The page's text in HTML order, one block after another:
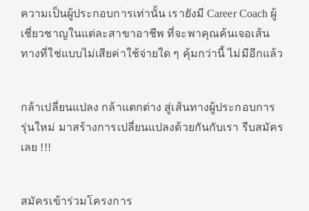
ความเป็นผู้ประกอบการเท่านั้น เรายังมี Career Coach ผู้
เชี่ยวชาญในแต่ละสาขาอาชีพ ที่จะพาคุณค้นเจอเส้น
ทางที่ใช่แบบไม่เสียค่าใช้จ่ายใด ๆ คุ้มกว่านี้ ไม่มีอีกแล้ว
กล้าเปลี่ยนแปลง กล้าแตกต่าง สู่เส้นทางผู้ประกอบการ
รุ่นใหม่ มาสร้างการเปลี่ยนแปลงด้วยกันกับเรา รีบสมัคร
เลย !!!
สมัครเข้าร่วมโครงการ